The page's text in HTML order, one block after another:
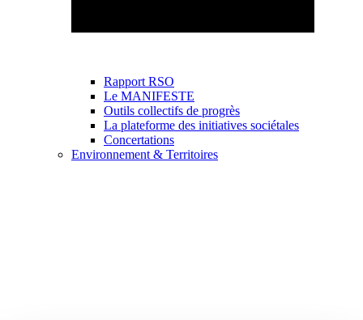
Rapport RSO
Le MANIFESTE
Outils collectifs de progrès
La plateforme des initiatives sociétales
Concertations
Environnement & Territoires